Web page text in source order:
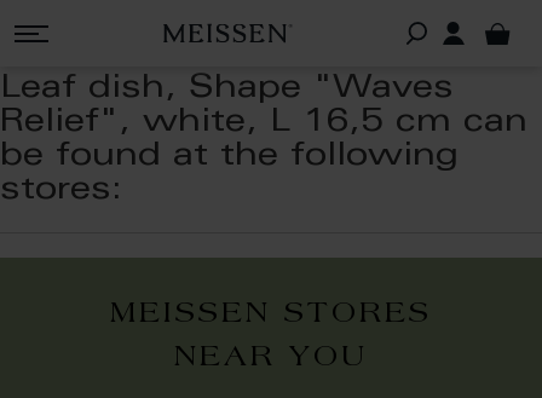
Leaf dish, Shape "Waves
Relief", white, L 16,5 cm can
be found at the following
stores:
MEISSEN STORES
NEAR YOU